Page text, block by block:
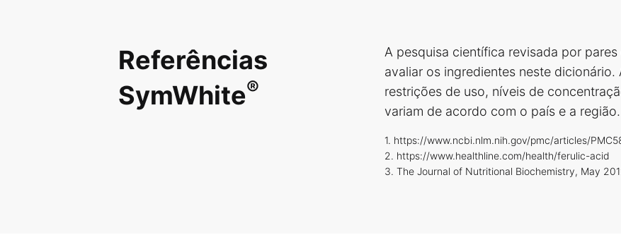
Referências
SymWhite®
A pesquisa científica revisada por
avaliar os ingredientes neste
restrições de uso, níveis de
variam de acordo com o país e a região.
1. https://www.ncbi.nlm.nih.gov/pmc/articles/
2. https://www.healthline.com/health/ferulic-acid
3. The Journal of Nutritional Biochemistry, May